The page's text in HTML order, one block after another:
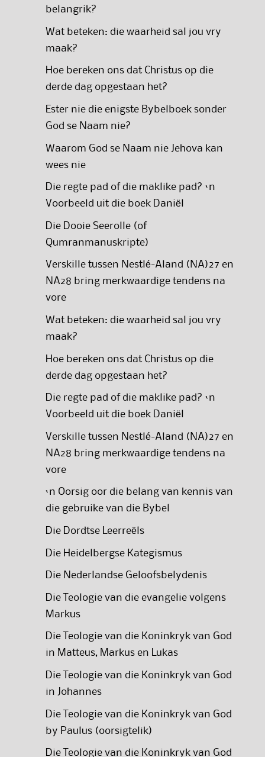
belangrik?
Wat beteken: die waarheid sal jou vry
maak?
Hoe bereken ons dat Christus op die
derde dag opgestaan het?
Ester nie die enigste Bybelboek sonder
God se Naam nie?
Waarom God se Naam nie Jehova kan
wees nie
Die regte pad of die maklike pad? ‘n
Voorbeeld uit die boek Daniël
Die Dooie Seerolle (of
Qumranmanuskripte)
Verskille tussen Nestlé-Aland (NA)27 en
NA28 bring merkwaardige tendens na
vore
Wat beteken: die waarheid sal jou vry
maak?
Hoe bereken ons dat Christus op die
derde dag opgestaan het?
Die regte pad of die maklike pad? ‘n
Voorbeeld uit die boek Daniël
Verskille tussen Nestlé-Aland (NA)27 en
NA28 bring merkwaardige tendens na
vore
‘n Oorsig oor die belang van kennis van
die gebruike van die Bybel
Die Dordtse Leerreëls
Die Heidelbergse Kategismus
Die Nederlandse Geloofsbelydenis
Die Teologie van die evangelie volgens
Markus
Die Teologie van die Koninkryk van God
in Matteus, Markus en Lukas
Die Teologie van die Koninkryk van God
in Johannes
Die Teologie van die Koninkryk van God
by Paulus (oorsigtelik)
Die Teologie van die Koninkryk van God